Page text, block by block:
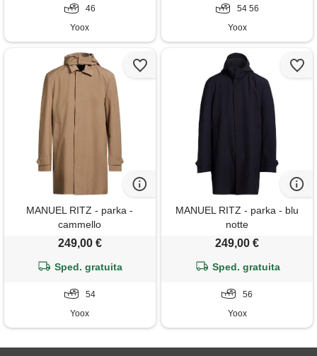
46
Yoox
54 56
Yoox
MANUEL RITZ - parka -
cammello
249,00 €
Sped. gratuita
54
Yoox
MANUEL RITZ - parka - blu
notte
249,00 €
Sped. gratuita
56
Yoox